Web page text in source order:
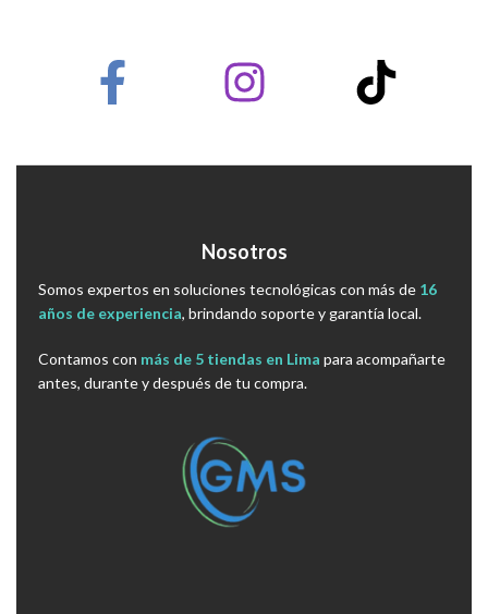
Nosotros
Somos expertos en soluciones tecnológicas con más de 16
años de experiencia, brindando soporte y garantía local.
Contamos con más de 5 tiendas en Lima para acompañarte
antes, durante y después de tu compra.